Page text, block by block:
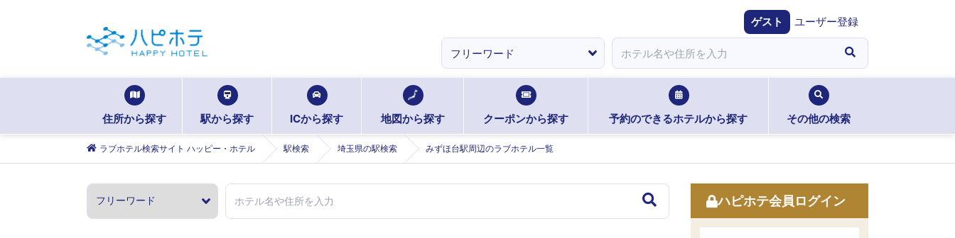
ゲスト ユーザー登録
住所から探す 駅から探す ICから探す 地図から探す クーポンから探す 予約のできるホテルから探す その他の検索
ラブホテル検索サイト ハッピー・ホテル 駅検索 埼玉県の駅検索 みずほ台駅周辺のラブホテル一覧
ハピホテ会員ログイン